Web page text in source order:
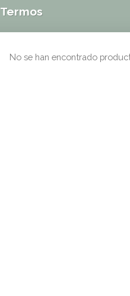
Termos
No se han encontrado